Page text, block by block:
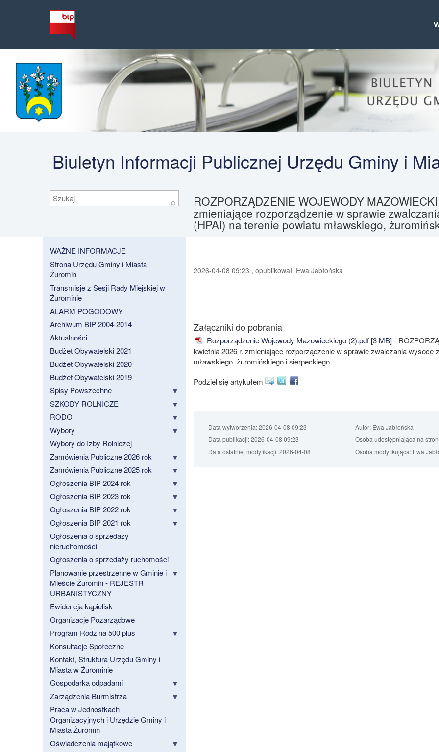
Biuletyn Informacji Publicznej Urzędu Gminy i
Szukaj
⚲ ROZPORZĄDZENIE WOJEWODY
zmieniające rozporządzenie w sprawie
(HPAI) na terenie powiatu mławskiego,
WAŻNE INFORMACJE
Strona Urzędu Gminy i Miasta
Żuromin
Transmisje z Sesji Rady Miejskiej w
Żurominie
ALARM POGODOWY
Archiwum BIP 2004-2014
Aktualności
Budżet Obywatelski 2021
Budżet Obywatelski 2020
Budżet Obywatelski 2019
Spisy Powszechne
SZKODY ROLNICZE
RODO
Wybory
Wybory do Izby Rolniczej
Zamówienia Publiczne 2026 rok
Zamówienia Publiczne 2025 rok
Ogłoszenia BIP 2024 rok
Ogłoszenia BIP 2023 rok
Ogłoszenia BIP 2022 rok
Ogłoszenia BIP 2021 rok
Ogłoszenia o sprzedaży
nieruchomości
Ogłoszenia o sprzedaży ruchomości
Planowanie przestrzenne w Gminie i
Mieście Żuromin - REJESTR
URBANISTYCZNY
Ewidencja kąpielisk
Organizacje Pozarządowe
Program Rodzina 500 plus
Konsultacje Społeczne
Kontakt, Struktura Urzędu Gminy i
Miasta w Żurominie
Gospodarka odpadami
Zarządzenia Burmistrza
Praca w Jednostkach
Organizacyjnych i Urzędzie Gminy i
Miasta Żuromin
Oświadczenia majątkowe
2026-04-08 09:23 , opublikował: Ewa Jabłońska
Załączniki do pobrania
Rozporządzenie Wojewody Mazowieckiego (2).pdf [3 MB]-
kwietnia 2026 r. zmieniające rozporządzenie w sprawie zwalczania wysoce
mławskiego, żuromińskiego i sierpeckiego
Podziel się artykułem
Data wytworzenia:2026-04-08 09:23 Autor:Ewa Jabłońska
Data publikacji:2026-04-08 09:23 Osoba udostępniająca na
Data ostatniej modyfikacji:2026-04-08 Osoba modyfikująca:Ewa